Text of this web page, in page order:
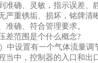
确、灵敏，指示误差、
重锈垢、损坏，铭牌清
准确、符合管理要求。
范围是个什么概念?
设置有一个气体流量调
当中，控制器的入口和